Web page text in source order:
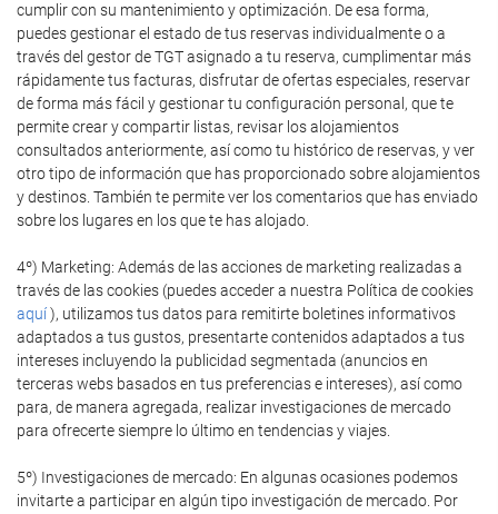
cumplir con su mantenimiento y optimización. De esa forma,
puedes gestionar el estado de tus reservas individualmente o a
través del gestor de TGT asignado a tu reserva, cumplimentar más
rápidamente tus facturas, disfrutar de ofertas especiales, reservar
de forma más fácil y gestionar tu configuración personal, que te
permite crear y compartir listas, revisar los alojamientos
consultados anteriormente, así como tu histórico de reservas, y ver
otro tipo de información que has proporcionado sobre alojamientos
y destinos. También te permite ver los comentarios que has enviado
sobre los lugares en los que te has alojado.
4º) Marketing: Además de las acciones de marketing realizadas a
través de las cookies (puedes acceder a nuestra Política de cookies
aquí), utilizamos tus datos para remitirte boletines informativos
adaptados a tus gustos, presentarte contenidos adaptados a tus
intereses incluyendo la publicidad segmentada (anuncios en
terceras webs basados en tus preferencias e intereses), así como
para, de manera agregada, realizar investigaciones de mercado
para ofrecerte siempre lo último en tendencias y viajes.
5º) Investigaciones de mercado: En algunas ocasiones podemos
invitarte a participar en algún tipo investigación de mercado. Por